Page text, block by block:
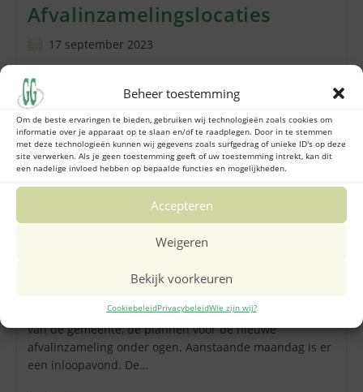
Beheer toestemming
Om de beste ervaringen te bieden, gebruiken wij technologieën zoals cookies om
informatie over je apparaat op te slaan en/of te raadplegen. Door in te stemmen
met deze technologieën kunnen wij gegevens zoals surfgedrag of unieke ID's op deze
site verwerken. Als je geen toestemming geeft of uw toestemming intrekt, kan dit
een nadelige invloed hebben op bepaalde functies en mogelijkheden.
Accepteren
Weigeren
Bekijk voorkeuren
CookiebeleidPrivacybeleidWie zijn wij?
Afvalinzamelings­locaties
Bericht
op:
17 september 2023
Maandagavond 18 september 2023 is er een inloop bij
No-Limit om de voorgestelde afvalinzamelingslocaties in
Geerdinkhof te bekijken en de aanwezige ambtenaren te
informeren over voors en tegens van de…
Lees VerderAfvalinzamelings­
Locaties
Inloopavond afvalinzameling
afvalinzamelingAfgelopen week kreeg u via een brief
van de gemeente, de plannen voor de nieuwe
afvalinzameling onder ogen. Aanstaande maandag is er
een inloopavond. De…